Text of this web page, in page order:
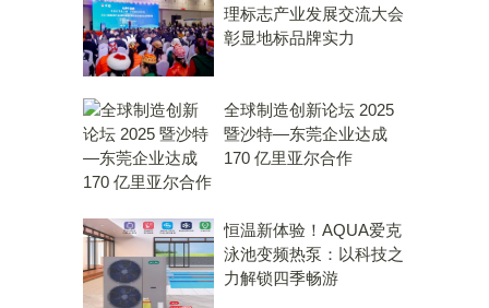
理标志产业发展交流大会
彰显地标品牌实力
全球制造创新论坛 2025
暨沙特—东莞企业达成
170 亿里亚尔合作
恒温新体验！AQUA爱克
泳池变频热泵：以科技之
力解锁四季畅游